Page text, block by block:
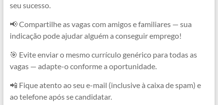
seu sucesso.
📢 Compartilhe as vagas com amigos e familiares — sua
indicação pode ajudar alguém a conseguir emprego!
🎯 Evite enviar o mesmo currículo genérico para todas as
vagas — adapte-o conforme a oportunidade.
📲 Fique atento ao seu e-mail (inclusive à caixa de spam) e
ao telefone após se candidatar.